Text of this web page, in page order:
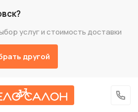
услуг и стоимость доставки
другой
На главную
+7